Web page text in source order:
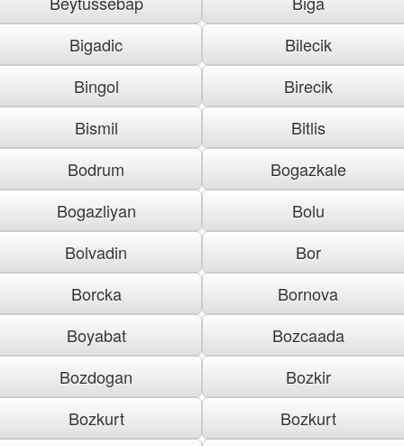
Bigadic
Bilecik
Bingol
Birecik
Bismil
Bitlis
Bodrum
Bogazkale
Bogazliyan
Bolu
Bolvadin
Bor
Borcka
Bornova
Boyabat
Bozcaada
Bozdogan
Bozkir
Bozkurt
Bozkurt